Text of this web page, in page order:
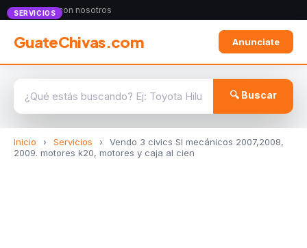
Anunciate con nosotros
GuateChivas.com Anunciate
🔍 Buscar
Inicio › Servicios ›
Vendo 3 civics SI mecánicos 2007,2008,
2009. motores k20, motores y caja al cien
SERVICIOS